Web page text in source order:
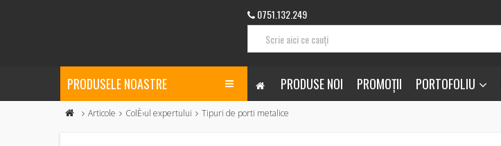
0751.132.249
PRODUSELE NOASTRE PRODUSE NOI PROMOȚII PORTOFOLIU
Articole ColÈ›ul expertului Tipuri de porti metalice